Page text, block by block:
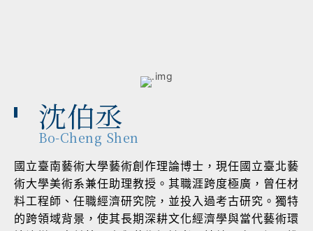
沈伯丞
Bo-Cheng Shen
國立臺南藝術大學藝術創作理論博士，現任國立臺北藝
術大學美術系兼任助理教授。其職涯跨度極廣，曾任材
料工程師、任職經濟研究院，並投入過考古研究。獨特
的跨領域背景，使其長期深耕文化經濟學與當代藝術環